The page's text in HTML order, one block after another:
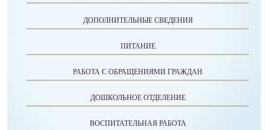
ДОПОЛНИТЕЛЬНЫЕ СВЕДЕНИЯ
ПИТАНИЕ
РАБОТА С ОБРАЩЕНИЯМИ ГРАЖДАН
ДОШКОЛЬНОЕ ОТДЕЛЕНИЕ
ВОСПИТАТЕЛЬНАЯ РАБОТА